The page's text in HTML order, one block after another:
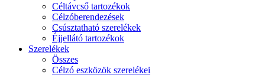
Céltávcső tartozékok
Célzóberendezések
Csúsztatható szerelékek
Éjjellátó tartozékok
Szerelékek
Összes
Célzó eszközök szerelékei